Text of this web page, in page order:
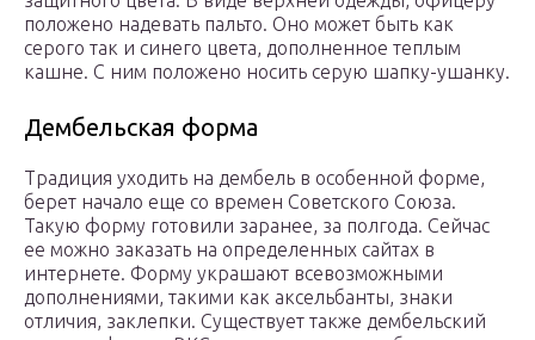
положено надевать пальто. Оно может быть как
серого так и синего цвета, дополненное теплым
кашне. С ним положено носить серую шапку-ушанку.
Дембельская форма
Традиция уходить на дембель в особенной форме,
берет начало еще со времен Советского Союза.
Такую форму готовили заранее, за полгода. Сейчас
ее можно заказать на определенных сайтах в
интернете. Форму украшают всевозможными
дополнениями, такими как аксельбанты, знаки
отличия, заклепки. Существует также дембельский